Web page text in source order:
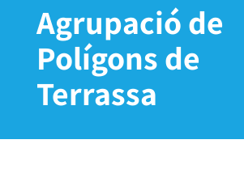
Agrupació de
Polígons de
Terrassa